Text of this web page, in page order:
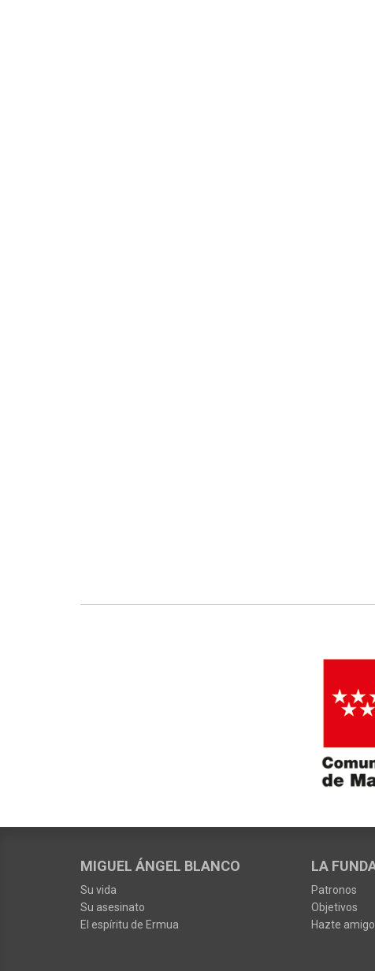
MIGUEL ÁNGEL BLANCO
Su vida
Su asesinato
El espíritu de Ermua
LA
Patronos
Objetivos
Hazte amigo